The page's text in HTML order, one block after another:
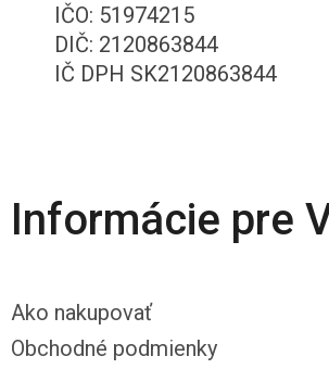
IČO: 51974215
DIČ: 2120863844
IČ DPH SK2120863844
Informácie pre
Ako nakupovať
Obchodné podmienky